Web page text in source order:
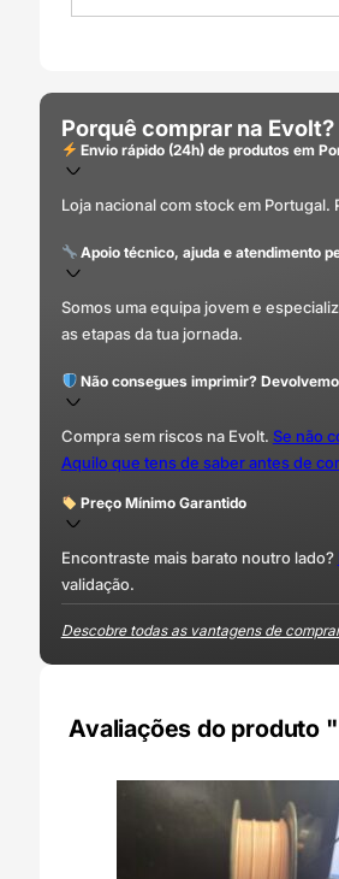
Porquê comprar na Evolt?
Envio rápido (24h) de produtos em
Loja nacional com stock em
Apoio técnico, ajuda e atendimento
Somos uma equipa jovem e
as etapas da tua jornada.
Não consegues imprimir?
Compra sem riscos na Evolt. Se não
Aquilo que tens de saber antes de
Preço Mínimo Garantido
Encontraste mais barato noutro lado?
validação.
Descobre todas as vantagens de
Avaliações do produto